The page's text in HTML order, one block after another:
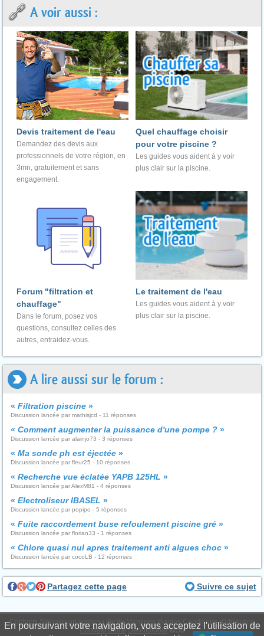
A voir aussi :
Devis traitement de l'eau
Demandez des devis aux
professionnels de votre région, en
3mn, gratuitement et sans
engagement.
Quel chauffage choisir
pour votre piscine ?
Les guides vous aident à y voir
plus clair sur la piscine.
Forum "filtration et
chauffage"
Dans le forum, posez vos
questions, consultez celles des
autres, entraidez-vous.
Le traitement de l'eau
Les guides vous aident à y voir
plus clair sur la piscine.
A lire aussi sur le forum :
« Filtration piscine »
Discussion lancée par mathisjcd - 11 réponses
« Comment augmenter la puissance d'une pompe ? »
Discussion lancée par alainjo73 - 3 réponses
« Ma sonde ph est éjectée »
Discussion lancée par fleur25 - 10 réponses
« Recherche vue éclatée YAPB 125HL »
Discussion lancée par AlexM81 - 4 réponses
« Electroliseur IBASEL »
Discussion lancée par popipo - 5 réponses
« Fuite raccordement buse refoulement piscine gré »
Discussion lancée par florian33 - 1 réponses
« Chlore quasi nul apres traitement anti algues choc »
Discussion lancée par cocoLB - 12 réponses
Partagez cette page Suivre ce sujet
Contacts Signaler un contenu illicite Mentions légales Conditions d'utilisation
Confidentialité DéontologieWS6
En poursuivant votre navigation, vous acceptez l'utilisation de